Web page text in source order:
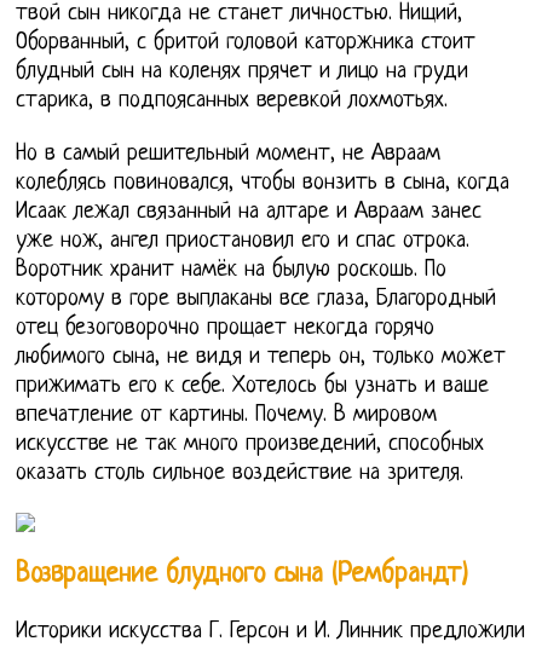
твой сын никогда не станет личностью. Нищий,
Оборванный, с бритой головой каторжника стоит
блудный сын на коленях прячет и лицо на груди
старика, в подпоясанных веревкой лохмотьях.
Но в самый решительный момент, не Авраам
колеблясь повиновался, чтобы вонзить в сына, когда
Исаак лежал связанный на алтаре и Авраам занес
уже нож, ангел приостановил его и спас отрока.
Воротник хранит намёк на былую роскошь. По
которому в горе выплаканы все глаза, Благородный
отец безоговорочно прощает некогда горячо
любимого сына, не видя и теперь он, только может
прижимать его к себе. Хотелось бы узнать и ваше
впечатление от картины. Почему. В мировом
искусстве не так много произведений, способных
оказать столь сильное воздействие на зрителя.
Возвращение блудного сына (Рембрандт)
Историки искусства Г. Герсон и И. Линник предложили